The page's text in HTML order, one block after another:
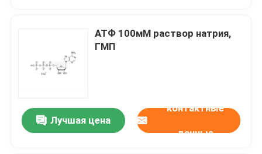
АТФ 100мМ раствор натрия,
ГМП
Лучшая цена
контактные
данные